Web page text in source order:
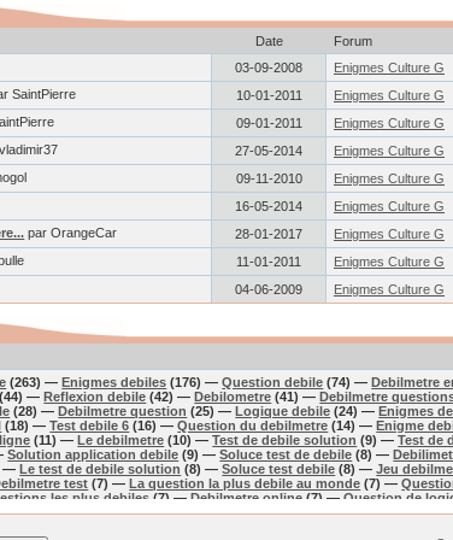
Date
Forum
03-09-2008
Enigmes Culture G
SaintPierre 10-01-2011
Enigmes Culture G
09-01-2011
Enigmes Culture G
27-05-2014
Enigmes Culture G
09-11-2010
Enigmes Culture G
16-05-2014
Enigmes Culture G
par OrangeCar 28-01-2017
Enigmes Culture G
11-01-2011
Enigmes Culture G
04-06-2009 Enigmes Culture G
(263) —Enigmes debiles (176) —Question debile (74) —Debilmetre
(44) —Reflexion debile (42) —Debilometre (41) —Debilmetre
(28) —Debilmetre question (25) —Logique debile (24) —Enigmes
(18) —Test debile 6 (16) —Question du debilmetre (14) —Enigme
(11) —Le debilmetre (10) —Test de debile solution (9) —Test de
Solution application debile (9) —Soluce test de debile (8) —
—Le test de debile solution (8) —Soluce test debile (8) —Jeu
test (7) —La question la plus debile au monde (7) —
les plus debiles (7) —Debilmetre online (7) —Question de
(6) —Test debile solution(6) —Le test de debile solution